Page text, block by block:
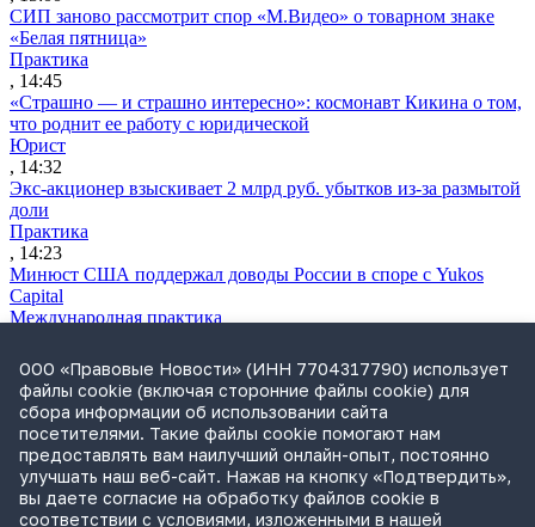
СИП заново рассмотрит спор «М.Видео» о товарном знаке
«Белая пятница»
Практика
, 14:45
«Страшно — и страшно интересно»: космонавт Кикина о том,
что роднит ее работу с юридической
Юрист
, 14:32
Экс-акционер взыскивает 2 млрд руб. убытков из-за размытой
доли
Практика
, 14:23
Минюст США поддержал доводы России в споре с Yukos
Capital
Международная практика
Чубайс просит приостановить взыскание 5,5 млрд руб. по
делу «Роснано»
Практика
, 13:15
Апелляция БВО разрешила «Альфа-Банку» судиться, несмотря
на санкции
Международная практика
, 12:30
ООО «Правовые Новости» (ИНН 7704317790) использует
файлы cookie (включая сторонние файлы cookie) для
сбора информации об использовании сайта
посетителями. Такие файлы cookie помогают нам
предоставлять вам наилучший онлайн-опыт, постоянно
улучшать наш веб-сайт. Нажав на кнопку «Подтвердить»,
вы даете согласие на обработку файлов cookie в
соответствии с условиями, изложенными в нашей